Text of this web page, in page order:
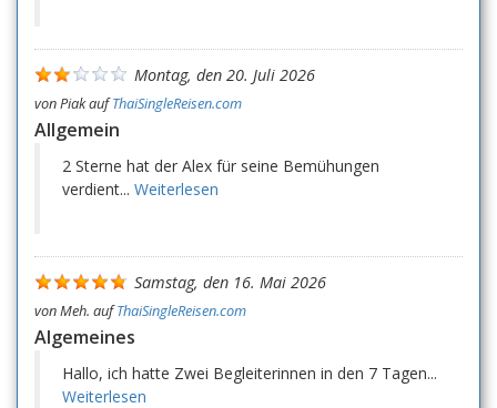
Montag, den 20. Juli 2026
vonPiakaufThaiSingleReisen.com
Allgemein
2 Sterne hat der Alex für seine Bemühungen
verdient... Weiterlesen
Samstag, den 16. Mai 2026
vonMeh. aufThaiSingleReisen.com
Algemeines
Hallo, ich hatte Zwei Begleiterinnen in den 7 Tagen...
Weiterlesen